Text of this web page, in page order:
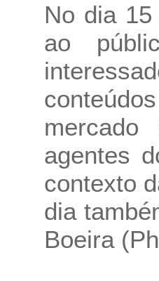
No dia
ao
agentes
contexto
dia
Boeira